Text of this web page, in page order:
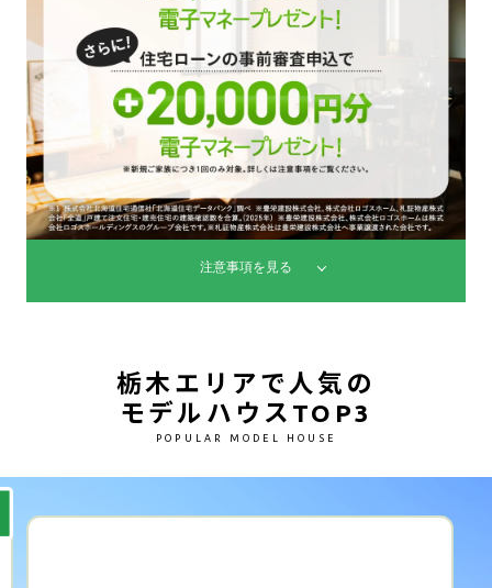
注意事項を見る
栃木エリアで人気の
モデルハウスTOP3
POPULAR MODEL HOUSE